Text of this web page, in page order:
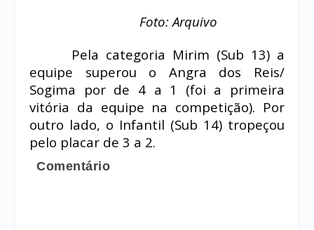
Foto: Arquivo
Pela categoria Mirim (Sub 13) a
equipe superou o Angra dos Reis/
Sogima por de 4 a 1 (foi a primeira
vitória da equipe na competição). Por
outro lado, o Infantil (Sub 14) tropeçou
pelo placar de 3 a 2.
Comentário